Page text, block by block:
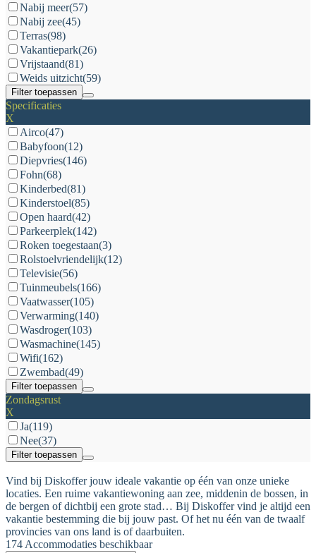
Nabij meer(57)
Nabij zee(45)
Terras(98)
Vakantiepark(26)
Vrijstaand(81)
Weids uitzicht(59)
Filter toepassen
Specificaties
X
Airco(47)
Babyfoon(12)
Diepvries(146)
Fohn(68)
Kinderbed(81)
Kinderstoel(85)
Open haard(42)
Parkeerplek(142)
Roken toegestaan(3)
Rolstoelvriendelijk(12)
Televisie(56)
Tuinmeubels(166)
Vaatwasser(105)
Verwarming(140)
Wasdroger(103)
Wasmachine(145)
Wifi(162)
Zwembad(49)
Filter toepassen
Zondagsrust
X
Ja(119)
Nee(37)
Filter toepassen
Vind bij Diskoffer jouw ideale vakantie op één van onze unieke
locaties. Een ruime vakantiewoning aan zee, middenin de bossen, in
de bergen of dichtbij een grote stad… Bij Diskoffer vind je altijd een
vakantie bestemming die bij jouw past. Of het nu één van de twaalf
provincies van ons land is of daarbuiten.
174 Accommodaties beschikbaar